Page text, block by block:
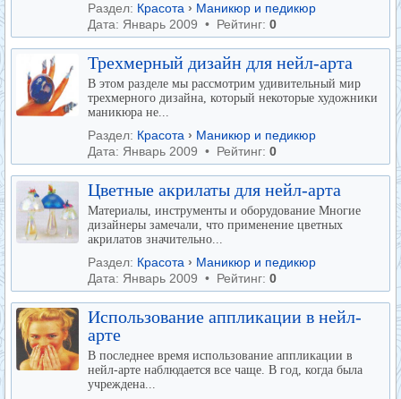
Раздел: Красота › Маникюр и педикюр
Дата: Январь 2009 • Рейтинг: 0
Трехмерный дизайн для нейл-арта
В этом разделе мы рассмотрим удивительный мир
трехмерного дизайна, который некоторые художники
маникюра не...
Раздел: Красота › Маникюр и педикюр
Дата: Январь 2009 • Рейтинг: 0
Цветные акрилаты для нейл-арта
Материалы, инструменты и оборудование Многие
дизайнеры замечали, что применение цветных
акрилатов значительно...
Раздел: Красота › Маникюр и педикюр
Дата: Январь 2009 • Рейтинг: 0
Использование аппликации в нейл-
арте
В последнее время использование аппликации в
нейл-арте наблюдается все чаще. В год, когда была
учреждена...